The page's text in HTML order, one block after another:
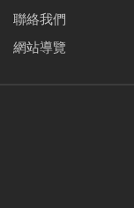
聯絡我們
網站導覽